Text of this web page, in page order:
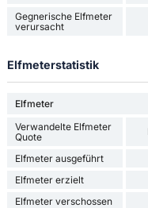
Gegnerische Elfmeter
verursacht
Elfmeterstatistik
Elfmeter
Verwandelte Elfmeter
Quote
Elfmeter ausgeführt
Elfmeter erzielt
Elfmeter verschossen